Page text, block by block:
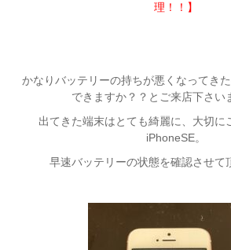
理！！】
かなりバッテリーの持ちが悪くなってき
できますか？？とご来店下さい
出てきた端末はとても綺麗に、大切に
iPhoneSE。
早速バッテリーの状態を確認させて